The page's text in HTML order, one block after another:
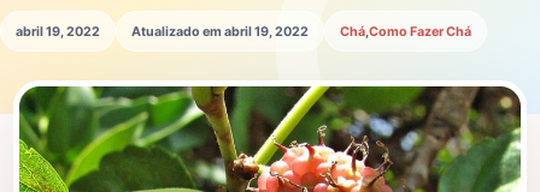
abril 19, 2022 Atualizado em abril 19, 2022 Chá Como Fazer Chá